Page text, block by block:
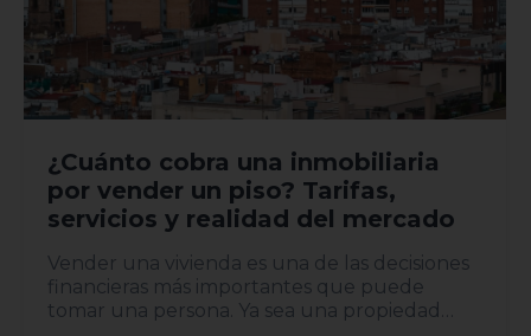
¿Cuánto cobra una inmobiliaria
por vender un piso? Tarifas,
servicios y realidad del mercado
Vender una vivienda es una de las decisiones
financieras más importantes que puede
tomar una persona. Ya sea una propiedad